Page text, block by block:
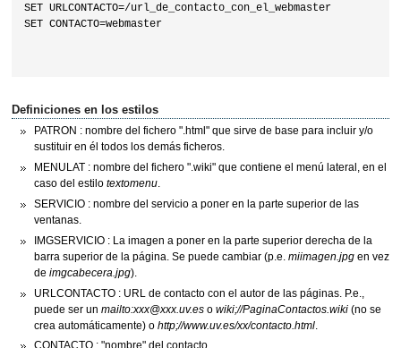
SET URLCONTACTO=/url_de_contacto_con_el_webmaster
SET CONTACTO=webmaster
Definiciones en los estilos
PATRON : nombre del fichero ".html" que sirve de base para incluir y/o
sustituir en él todos los demás ficheros.
MENULAT : nombre del fichero ".wiki" que contiene el menú lateral, en el
caso del estilo textomenu.
SERVICIO : nombre del servicio a poner en la parte superior de las
ventanas.
IMGSERVICIO : La imagen a poner en la parte superior derecha de la
barra superior de la página. Se puede cambiar (p.e. miimagen.jpgen vez
de imgcabecera.jpg).
URLCONTACTO : URL de contacto con el autor de las páginas. P.e.,
puede ser un mailto:xxx@xxx.uv.eso wiki;//PaginaContactos.wiki(no se
crea automáticamente) o http;//www.uv.es/xx/contacto.html.